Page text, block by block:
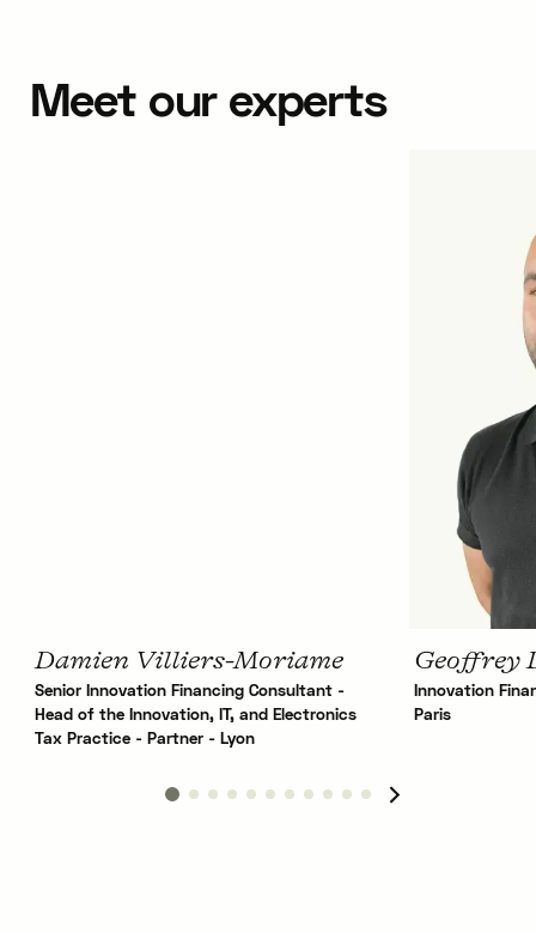
Meet our experts
Damien Villiers-Moriame
Senior Innovation Financing Consultant -
Head of the Innovation, IT, and Electronics
Tax Practice - Partner - Lyon
Geoffrey
Innovation
Paris